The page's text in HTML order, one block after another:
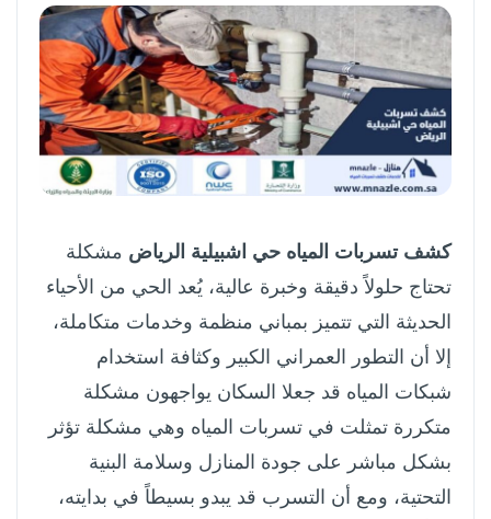
كشف تسربات المياه حي اشبيلية الرياض مشكلة
تحتاج حلولاً دقيقة وخبرة عالية، يُعد الحي من الأحياء
الحديثة التي تتميز بمباني منظمة وخدمات متكاملة،
إلا أن التطور العمراني الكبير وكثافة استخدام
شبكات المياه قد جعلا السكان يواجهون مشكلة
متكررة تمثلت في تسربات المياه وهي مشكلة تؤثر
بشكل مباشر على جودة المنازل وسلامة البنية
التحتية، ومع أن التسرب قد يبدو بسيطاً في بدايته،